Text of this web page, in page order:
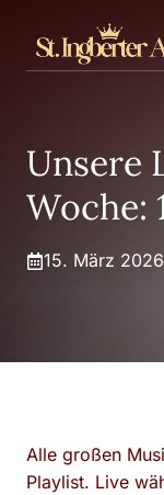
Inhalt
springen
Unsere
Woche:
15. März 2026
Alle großen
Playlist. Live